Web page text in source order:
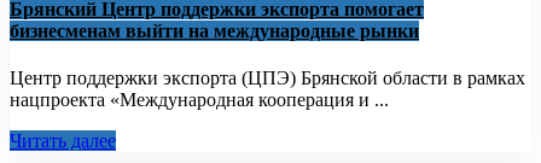
Брянский Центр поддержки экспорта помогает
бизнесменам выйти на международные рынки
Центр поддержки экспорта (ЦПЭ) Брянской области в рамках
нацпроекта «Международная кооперация и ...
Читать далее